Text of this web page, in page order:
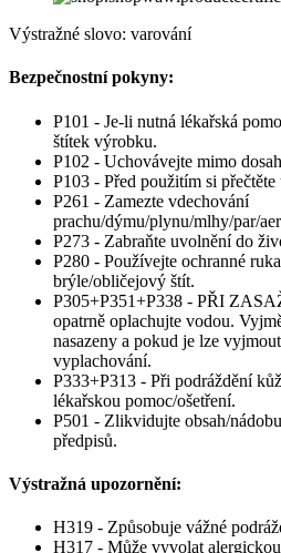
Výstražné slovo: varování
Bezpečnostní pokyny:
P101 - Je-li nutná lékařská
štítek výrobku.
P102 - Uchovávejte mimo
P103 - Před použitím si přečtěte
P261 - Zamezte vdechování
prachu/dýmu/plynu/mlhy/par/
P273 - Zabraňte uvolnění do
P280 - Používejte ochranné
brýle/obličejový štít.
P305+P351+P338 - PŘI
opatrně oplachujte vodou.
nasazeny a pokud je lze
vyplachování.
P333+P313 - Při podráždění
lékařskou pomoc/ošetření.
P501 - Zlikvidujte obsah/
předpisů.
Výstražná upozornění:
H319 - Způsobuje vážné
H317 - Může vyvolat